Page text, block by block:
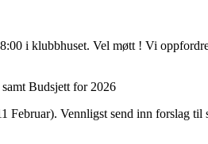
i klubbhuset. Vel møtt ! Vi
Budsjett for 2026
Februar). Vennligst send inn forslag